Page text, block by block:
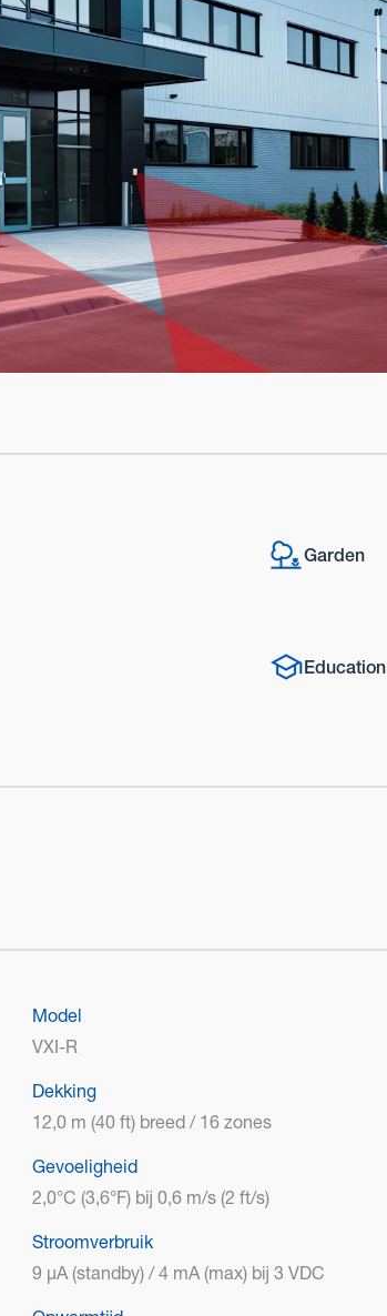
Garden
Education
Model
VXI-R
Dekking
12,0 m (40 ft) breed / 16 zones
Gevoeligheid
2,0°C (3,6°F) bij 0,6 m/s (2 ft/s)
Stroomverbruik
9 μA (standby) / 4 mA (max) bij 3 VDC